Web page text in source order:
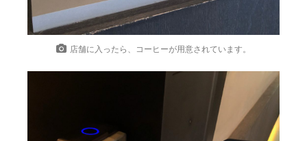
店舗に入ったら、コーヒーが用意されています。